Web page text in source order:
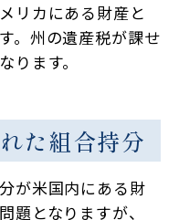
リカにある財産と
。州の遺産税が課せ
ります。
た組合持分
が米国内にある財
題となりますが、